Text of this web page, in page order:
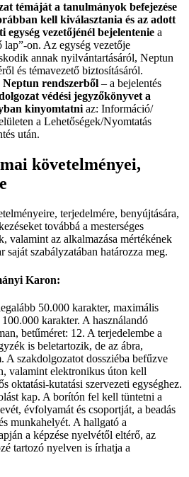
témáját a tanulmányok befejezése
kell kiválasztania és az adott
egység vezetőjénél bejelentenie a
lap”-on. Az egység vezetője
annak nyilvántartásáról, Neptun
és témavezető biztosításáról.
Neptun rendszerből – a bejelentés
védési jegyzőkönyvet a
kinyomtatniaz: Információ/
a Lehetőségek/Nyomtatás
után.
követelményei,
terjedelmére, benyújtására,
továbbá a mesterséges
valamint az alkalmazása mértékének
saját szabályzatában határozza meg.
Karon:
50.000 karakter, maximális
karakter. A használandó
betűméret: 12. A terjedelembe a
is beletartozik, de az ábra,
A szakdolgozatot dossziéba befűzve
valamint elektronikus úton kell
oktatási-kutatási szervezeti egységhez.
kap. A borítón fel kell tüntetni a
évfolyamát és csoportját, a beadás
munkahelyét. A hallgató a
a képzése nyelvétől eltérő, az
tartozó nyelven is írhatja a